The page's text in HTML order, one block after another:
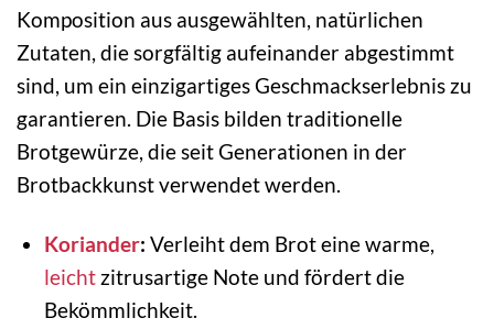
Komposition aus ausgewählten, natürlichen
Zutaten, die sorgfältig aufeinander abgestimmt
sind, um ein einzigartiges Geschmackserlebnis zu
garantieren. Die Basis bilden traditionelle
Brotgewürze, die seit Generationen in der
Brotbackkunst verwendet werden.
Koriander: Verleiht dem Brot eine warme,
leichtzitrusartige Note und fördert die
Bekömmlichkeit.